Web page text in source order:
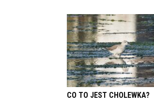
CO TO JEST CHOLEWKA?